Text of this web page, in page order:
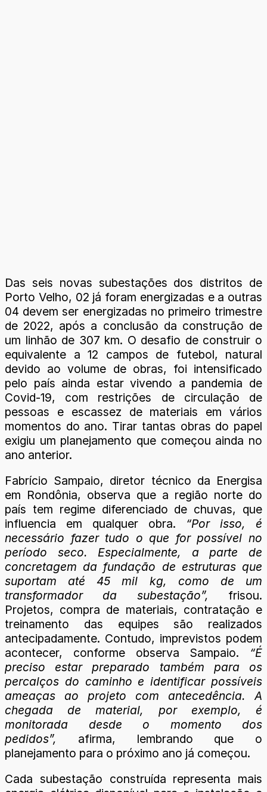
Das seis novas subestações dos distritos de
Porto Velho, 02 já foram energizadas e a outras
04 devem ser energizadas no primeiro trimestre
de 2022, após a conclusão da construção de
um linhão de 307 km. O desafio de construir o
equivalente a 12 campos de futebol, natural
devido ao volume de obras, foi intensificado
pelo país ainda estar vivendo a pandemia de
Covid-19, com restrições de circulação de
pessoas e escassez de materiais em vários
momentos do ano. Tirar tantas obras do papel
exigiu um planejamento que começou ainda no
ano anterior.
Fabrício Sampaio, diretor técnico da Energisa
em Rondônia, observa que a região norte do
país tem regime diferenciado de chuvas, que
influencia em qualquer obra. “Por isso, é
necessário fazer tudo o que for possível no
período seco. Especialmente, a parte de
concretagem da fundação de estruturas que
suportam até 45 mil kg, como de um
transformador da subestação”, frisou.
Projetos, compra de materiais, contratação e
treinamento das equipes são realizados
antecipadamente. Contudo, imprevistos podem
acontecer, conforme observa Sampaio. “É
preciso estar preparado também para os
percalços do caminho e identificar possíveis
ameaças ao projeto com antecedência. A
chegada de material, por exemplo, é
monitorada desde o momento dos
pedidos”, afirma, lembrando que o
planejamento para o próximo ano já começou.
Cada subestação construída representa mais